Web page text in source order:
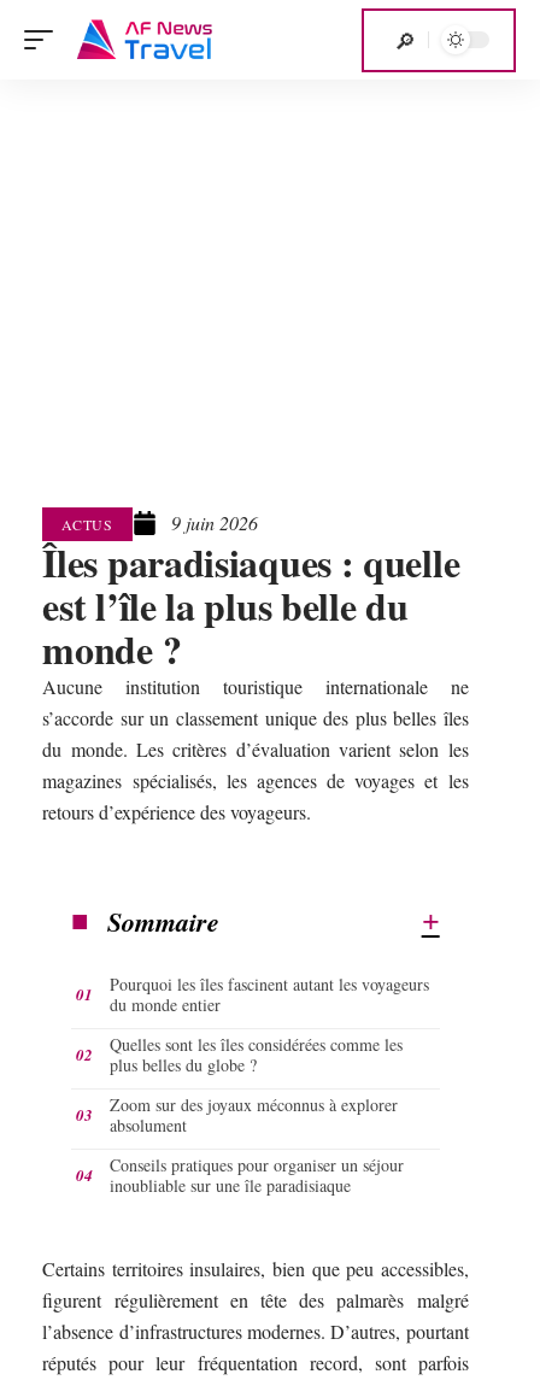
ACTUS 9 juin 2026
Îles paradisiaques : quelle
est l’île la plus belle du
monde ?
Aucune institution touristique internationale ne
s’accorde sur un classement unique des plus belles îles
du monde. Les critères d’évaluation varient selon les
magazines spécialisés, les agences de voyages et les
retours d’expérience des voyageurs.
Sommaire
Pourquoi les îles fascinent autant les voyageurs
du monde entier
Quelles sont les îles considérées comme les
plus belles du globe ?
Zoom sur des joyaux méconnus à explorer
absolument
Conseils pratiques pour organiser un séjour
inoubliable sur une île paradisiaque
Certains territoires insulaires, bien que peu accessibles,
figurent régulièrement en tête des palmarès malgré
l’absence d’infrastructures modernes. D’autres, pourtant
réputés pour leur fréquentation record, sont parfois